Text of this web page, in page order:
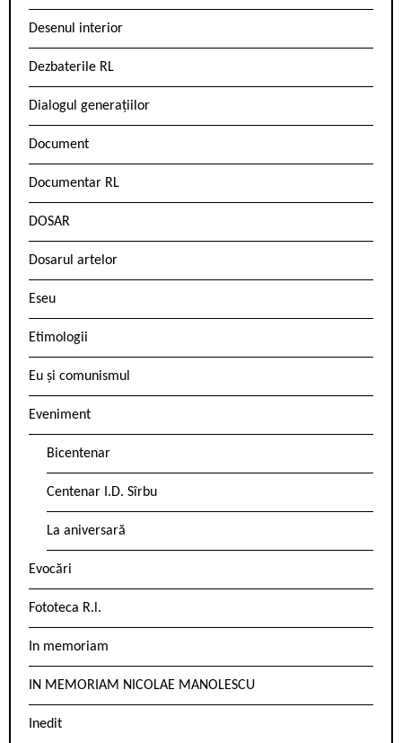
Desenul interior
Dezbaterile RL
Dialogul generațiilor
Document
Documentar RL
DOSAR
Dosarul artelor
Eseu
Etimologii
Eu și comunismul
Eveniment
Bicentenar
Centenar I.D. Sîrbu
La aniversară
Evocări
Fototeca R.l.
In memoriam
IN MEMORIAM NICOLAE MANOLESCU
Inedit